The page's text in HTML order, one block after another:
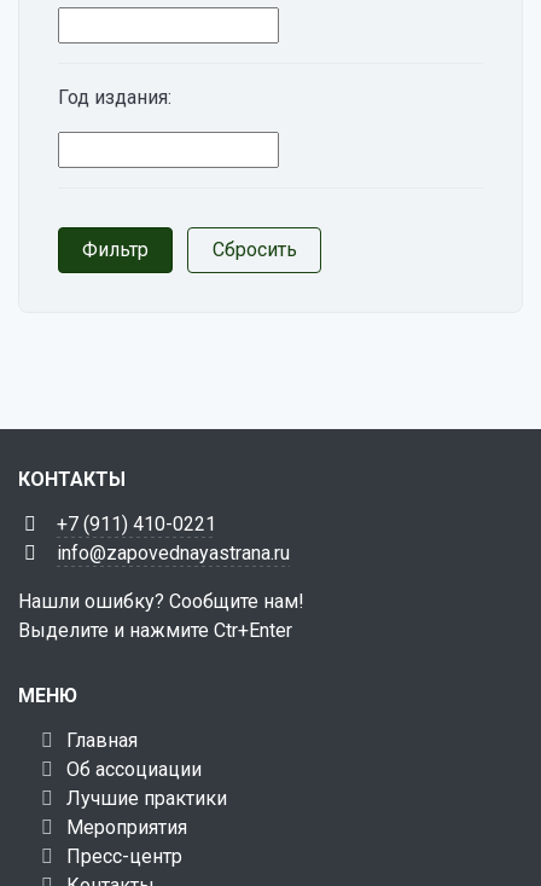
Год издания:
КОНТАКТЫ
+7 (911) 410-0221
info@zapovednayastrana.ru
Нашли ошибку? Сообщите нам!
Выделите и нажмите Ctr+Enter
МЕНЮ
Главная
Об ассоциации
Лучшие практики
Мероприятия
Пресс-центр